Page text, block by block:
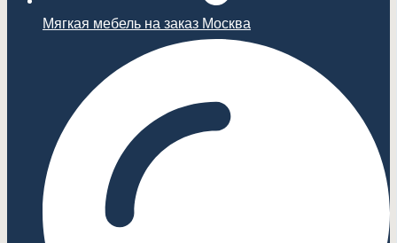
Мягкая мебель на заказ Москва